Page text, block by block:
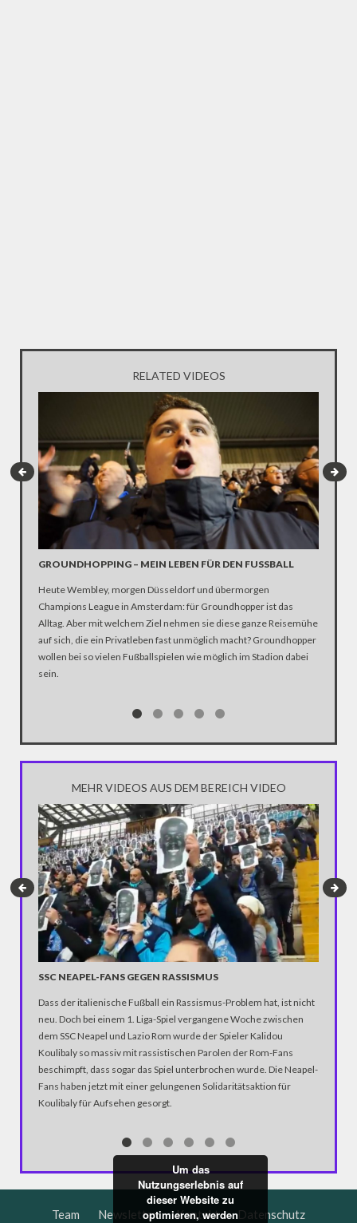
RELATED VIDEOS
GROUNDHOPPING – MEIN LEBEN FÜR DEN FUSSBALL
Heute Wembley, morgen Düsseldorf und übermorgen
Champions League in Amsterdam: für Groundhopper ist das
Alltag. Aber mit welchem Ziel nehmen sie diese ganze Reisemühe
auf sich, die ein Privatleben fast unmöglich macht? Groundhopper
wollen bei so vielen Fußballspielen wie möglich im Stadion dabei
sein.
MEHR VIDEOS AUS DEM BEREICH VIDEO
SSC NEAPEL-FANS GEGEN RASSISMUS
Dass der italienische Fußball ein Rassismus-Problem hat, ist nicht
neu. Doch bei einem 1. Liga-Spiel vergangene Woche zwischen
dem SSC Neapel und Lazio Rom wurde der Spieler Kalidou
Koulibaly so massiv mit rassistischen Parolen der Rom-Fans
beschimpft, dass sogar das Spiel unterbrochen wurde. Die Neapel-
Fans haben jetzt mit einer gelungenen Solidaritätsaktion für
Koulibaly für Aufsehen gesorgt.
Team Newsletter Kontakt Datenschutz
Um das
Nutzungserlebnis auf
dieser Website zu
optimieren, werden